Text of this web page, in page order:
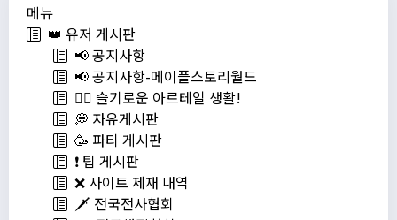
메뉴
👑 유저 게시판
📢 공지사항
📢 공지사항-메이플스토리월드
💁‍♂ 슬기로운 아르테일 생활!
💭 자유게시판
🥳 파티 게시판
❗️ 팁 게시판
❌ 사이트 제재 내역
🗡️ 전국전사협회